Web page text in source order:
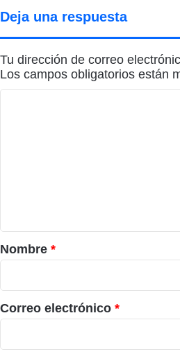
Deja una respuesta
Tu dirección de correo
Los campos obligatorios están
r
i
o
*
Nombre *
Correo electrónico *